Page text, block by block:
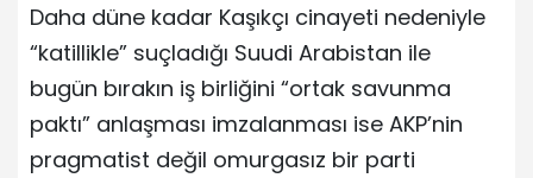
Daha düne kadar Kaşıkçı cinayeti nedeniyle
“katillikle” suçladığı Suudi Arabistan ile
bugün bırakın iş birliğini “ortak savunma
paktı” anlaşması imzalanması ise AKP’nin
pragmatist değil omurgasız bir parti